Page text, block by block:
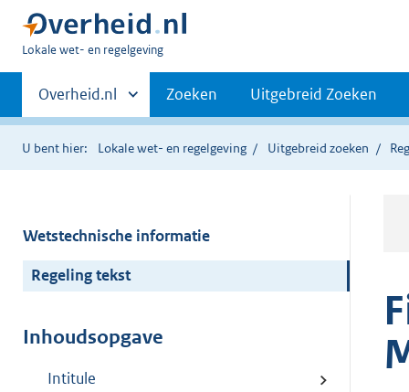
U
hier:
Lokale wet- en regelgeving
Primaire
navigatie
Andere
sites
binnen
Overheid.nl Zoeken Uitgebreid Zoeken
U bent hier: Lokale wet- en regelgeving Uitgebreid zoeken
Wetstechnische informatie
Regeling tekst
Inhoudsopgave
Intitule